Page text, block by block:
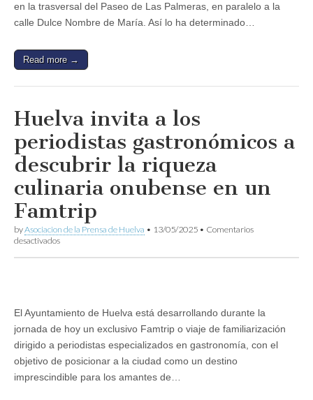
Ángeles
Rodríguez
los
seis
el
callejero
Huelva
en la trasversal del Paseo de Las Palmeras, en paralelo a la
calle Dulce Nombre de María. Así lo ha determinado…
Read more →
Huelva invita a los
periodistas gastronómicos a
descubrir la riqueza
culinaria onubense en un
Famtrip
byAsociacion de la Prensa de Huelva • 13/05/2025 • Comentarios
desactivadosen
gastronómicos
a
descubrir
riqueza
culinaria
onubense
El Ayuntamiento de Huelva está desarrollando durante la
jornada de hoy un exclusivo Famtrip o viaje de familiarización
dirigido a periodistas especializados en gastronomía, con el
objetivo de posicionar a la ciudad como un destino
imprescindible para los amantes de…